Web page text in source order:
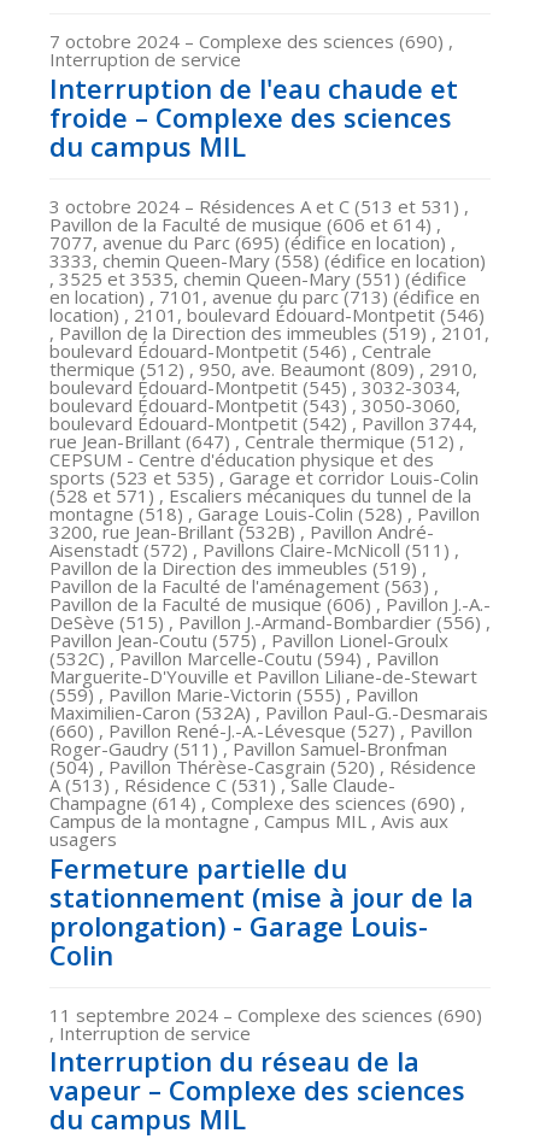
7 octobre 2024 – Complexe des sciences (690) ,
Interruption de service
Interruption de l'eau chaude et
froide – Complexe des sciences
du campus MIL
3 octobre 2024 – Résidences A et C (513 et 531) ,
Pavillon de la Faculté de musique (606 et 614) ,
7077, avenue du Parc (695) (édifice en location) ,
3333, chemin Queen-Mary (558) (édifice en location)
, 3525 et 3535, chemin Queen-Mary (551) (édifice
en location) , 7101, avenue du parc (713) (édifice en
location) , 2101, boulevard Édouard-Montpetit (546)
, Pavillon de la Direction des immeubles (519) , 2101,
boulevard Édouard-Montpetit (546) , Centrale
thermique (512) , 950, ave. Beaumont (809) , 2910,
boulevard Édouard-Montpetit (545) , 3032-3034,
boulevard Édouard-Montpetit (543) , 3050-3060,
boulevard Édouard-Montpetit (542) , Pavillon 3744,
rue Jean-Brillant (647) , Centrale thermique (512) ,
CEPSUM - Centre d'éducation physique et des
sports (523 et 535) , Garage et corridor Louis-Colin
(528 et 571) , Escaliers mécaniques du tunnel de la
montagne (518) , Garage Louis-Colin (528) , Pavillon
3200, rue Jean-Brillant (532B) , Pavillon André-
Aisenstadt (572) , Pavillons Claire-McNicoll (511) ,
Pavillon de la Direction des immeubles (519) ,
Pavillon de la Faculté de l'aménagement (563) ,
Pavillon de la Faculté de musique (606) , Pavillon J.-A.-
DeSève (515) , Pavillon J.-Armand-Bombardier (556) ,
Pavillon Jean-Coutu (575) , Pavillon Lionel-Groulx
(532C) , Pavillon Marcelle-Coutu (594) , Pavillon
Marguerite-D'Youville et Pavillon Liliane-de-Stewart
(559) , Pavillon Marie-Victorin (555) , Pavillon
Maximilien-Caron (532A) , Pavillon Paul-G.-Desmarais
(660) , Pavillon René-J.-A.-Lévesque (527) , Pavillon
Roger-Gaudry (511) , Pavillon Samuel-Bronfman
(504) , Pavillon Thérèse-Casgrain (520) , Résidence
A (513) , Résidence C (531) , Salle Claude-
Champagne (614) , Complexe des sciences (690) ,
Campus de la montagne , Campus MIL , Avis aux
usagers
Fermeture partielle du
stationnement (mise à jour de la
prolongation) - Garage Louis-
Colin
11 septembre 2024 – Complexe des sciences (690)
, Interruption de service
Interruption du réseau de la
vapeur – Complexe des sciences
du campus MIL